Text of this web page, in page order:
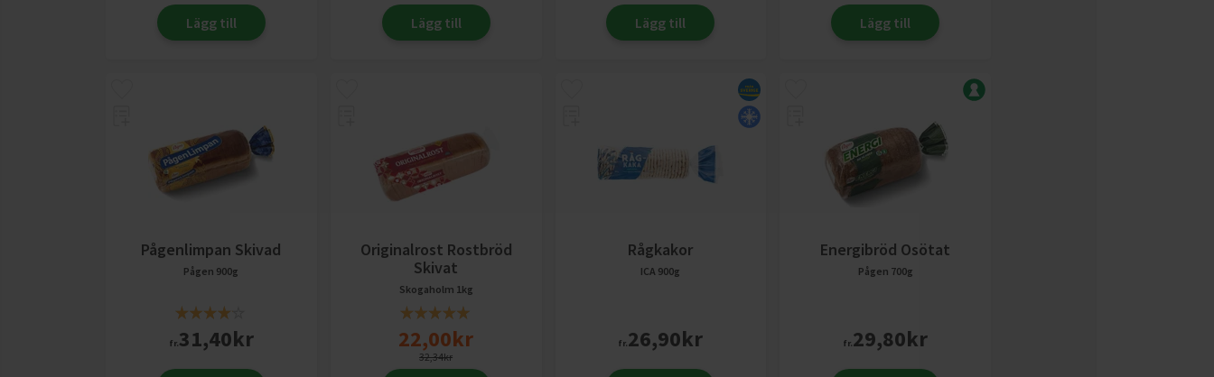
Lägg till Lägg till Lägg till Lägg till
Pågenlimpan Skivad
Pågen 900g
fr.31,40kr
Originalrost Rostbröd
Skivat
Skogaholm 1kg
22,00kr
32,34kr
Rågkakor
ICA 900g
fr.26,90kr
Energibröd Osötat
Pågen 700g
fr.29,80kr